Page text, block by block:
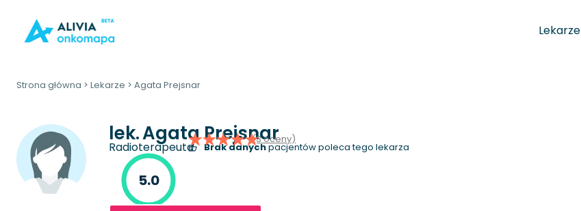
Lekarze
Strona główna > Lekarze > Agata Prejsnar
lek.Agata Prejsnar
Radioterapeuta
5.0
(3 oceny)
Brak danychpacjentów poleca tego lekarza